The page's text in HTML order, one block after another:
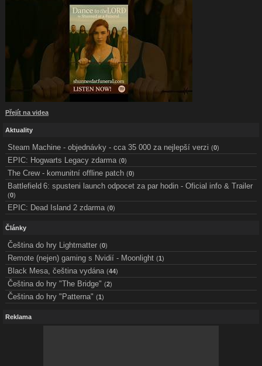
Přejít na videa
Aktuality
Steam Machine - objednávky - cca 35 000 za nejlepší verzi (0)
EPIC: Hogwarts Legacy zdarma (0)
The Crew - komunitní offline patch (0)
Battlefield 6: spusteni launch odpocet za par hodin - Oficial info & Trailer
(0)
EPIC: Dead Island 2 zdarma (0)
Články
Čeština do hry Lightmatter (0)
Remote (nejen) gaming s Nvidií - Moonlight (1)
Black Mesa, čeština vydána (44)
Čeština do hry "The Bridge" (2)
Čeština do hry "Patterna" (1)
Reklama